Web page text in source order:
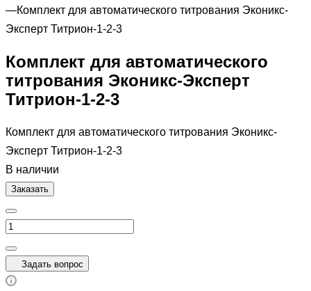
—Комплект для автоматического титрования Эконикс-
Эксперт Титрион-1-2-3
Комплект для автоматического
титрования Эконикс-Эксперт
Титрион-1-2-3
Комплект для автоматического титрования Эконикс-
Эксперт Титрион-1-2-3
В наличии
Заказать
Задать вопрос